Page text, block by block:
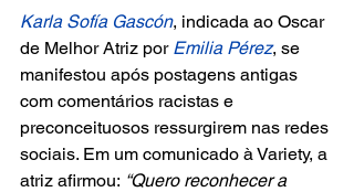
Karla Sofía Gascón, indicada ao Oscar
de Melhor Atriz por Emilia Pérez, se
manifestou após postagens antigas
com comentários racistas e
preconceituosos ressurgirem nas redes
sociais. Em um comunicado à Variety, a
atriz afirmou: “Quero reconhecer a